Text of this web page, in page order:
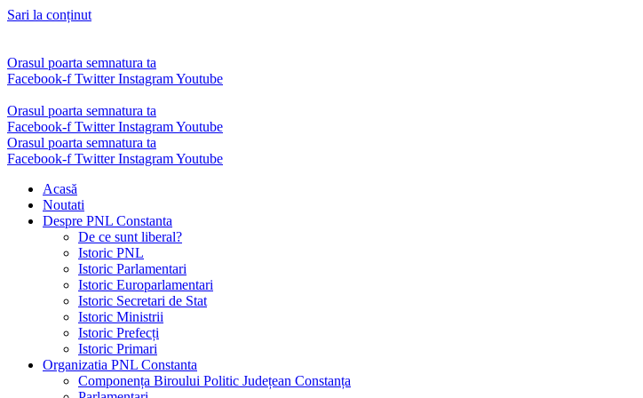
Sari la conținut
Orasul poarta semnatura ta
Facebook-f Twitter InstagramYoutube
Orasul poarta semnatura ta
Facebook-f Twitter InstagramYoutube
Orasul poarta semnatura ta
Facebook-f Twitter InstagramYoutube
Acasă
Noutati
Despre PNL Constanta
De ce sunt liberal?
Istoric PNL
Istoric Parlamentari
Istoric Europarlamentari
Istoric Secretari de Stat
Istoric Ministrii
Istoric Prefecți
Istoric Primari
Organizatia PNL Constanta
Componența Biroului Politic Județean Constanța